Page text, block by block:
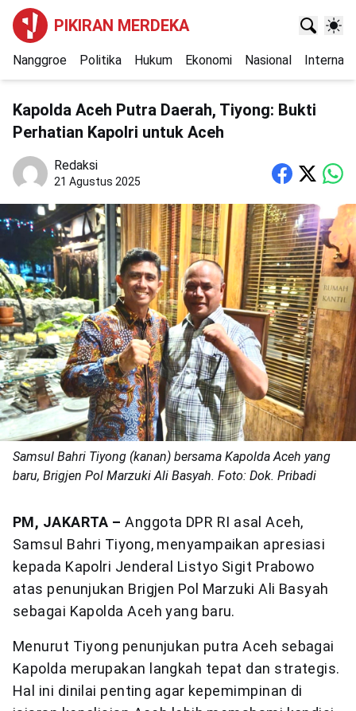
PIKIRAN MERDEKA
Nanggroe Politika Hukum Ekonomi Nasional
Kapolda Aceh Putra Daerah, Tiyong: Bukti
Perhatian Kapolri untuk Aceh
Redaksi
21 Agustus 2025
Samsul Bahri Tiyong (kanan) bersama Kapolda Aceh yang
baru, Brigjen Pol Marzuki Ali Basyah. Foto: Dok. Pribadi
PM, JAKARTA – Anggota DPR RI asal Aceh,
Samsul Bahri Tiyong, menyampaikan apresiasi
kepada Kapolri Jenderal Listyo Sigit Prabowo
atas penunjukan Brigjen Pol Marzuki Ali Basyah
sebagai Kapolda Aceh yang baru.
Menurut Tiyong penunjukan putra Aceh sebagai
Kapolda merupakan langkah tepat dan strategis.
Hal ini dinilai penting agar kepemimpinan di